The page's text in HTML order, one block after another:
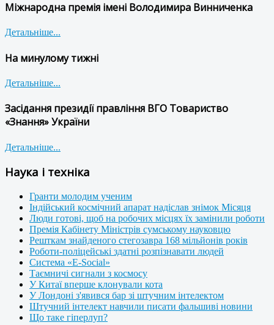
Міжнародна премія імені Володимира Винниченка
Детальніше...
На минулому тижні
Детальніше...
Засідання президії правління ВГО Товариство
«Знання» України
Детальніше...
Наука і техніка
Гранти молодим ученим
Індійський космічний апарат надіслав знімок Місяця
Люди готові, щоб на робочих місцях їх замінили роботи
Премія Кабінету Міністрів сумському науковцю
Решткам знайденого стегозавра 168 мільйонів років
Роботи-поліцейські здатні розпізнавати людей
Система «E-Social»
Таємничі сигнали з космосу
У Китаї вперше клонували кота
У Лондоні з'явився бар зі штучним інтелектом
Штучний інтелект навчили писати фальшиві новини
Що таке гіперлуп?